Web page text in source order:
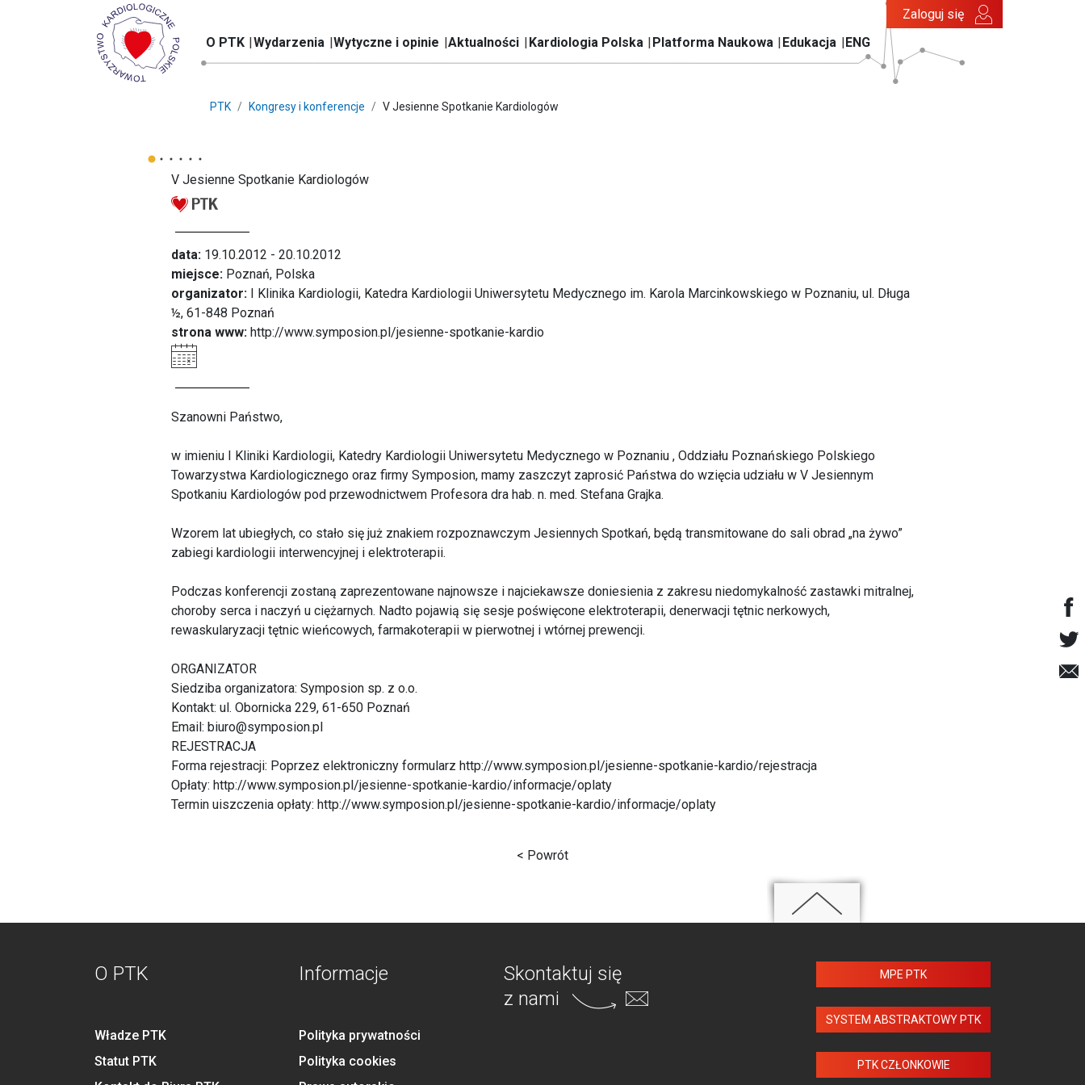
O PTK Wydarzenia Wytyczne i opinie Aktualności Kardiologia Polska Platforma Naukowa Edukacja ENG
Zaloguj się
PTK Kongresy i konferencje V Jesienne Spotkanie Kardiologów
V Jesienne Spotkanie Kardiologów
data: 19.10.2012 - 20.10.2012
miejsce: Poznań, Polska
organizator: I Klinika Kardiologii, Katedra Kardiologii Uniwersytetu Medycznego im. Karola Marcinkowskiego w Poznaniu, ul. Długa
½, 61-848 Poznań
strona www: http://www.symposion.pl/jesienne-spotkanie-kardio
Szanowni Państwo,
w imieniu I Kliniki Kardiologii, Katedry Kardiologii Uniwersytetu Medycznego w Poznaniu , Oddziału Poznańskiego Polskiego
Towarzystwa Kardiologicznego oraz firmy Symposion, mamy zaszczyt zaprosić Państwa do wzięcia udziału w V Jesiennym
Spotkaniu Kardiologów pod przewodnictwem Profesora dra hab. n. med. Stefana Grajka.
Wzorem lat ubiegłych, co stało się już znakiem rozpoznawczym Jesiennych Spotkań, będą transmitowane do sali obrad „na żywo”
zabiegi kardiologii interwencyjnej i elektroterapii.
Podczas konferencji zostaną zaprezentowane najnowsze i najciekawsze doniesienia z zakresu niedomykalność zastawki mitralnej,
choroby serca i naczyń u ciężarnych. Nadto pojawią się sesje poświęcone elektroterapii, denerwacji tętnic nerkowych,
rewaskularyzacji tętnic wieńcowych, farmakoterapii w pierwotnej i wtórnej prewencji.
ORGANIZATOR
Siedziba organizatora: Symposion sp. z o.o.
Kontakt: ul. Obornicka 229, 61-650 Poznań
Email: biuro@symposion.pl
REJESTRACJA
Forma rejestracji: Poprzez elektroniczny formularz http://www.symposion.pl/jesienne-spotkanie-kardio/rejestracja
Opłaty: http://www.symposion.pl/jesienne-spotkanie-kardio/informacje/oplaty
Termin uiszczenia opłaty: http://www.symposion.pl/jesienne-spotkanie-kardio/informacje/oplaty
< Powrót
O PTK
Władze PTK
Statut PTK
Informacje
Polityka prywatności
Polityka cookies
Skontaktuj się
z nami
MPE PTK
SYSTEM ABSTRAKTOWY PTK
PTK CZŁONKOWIE